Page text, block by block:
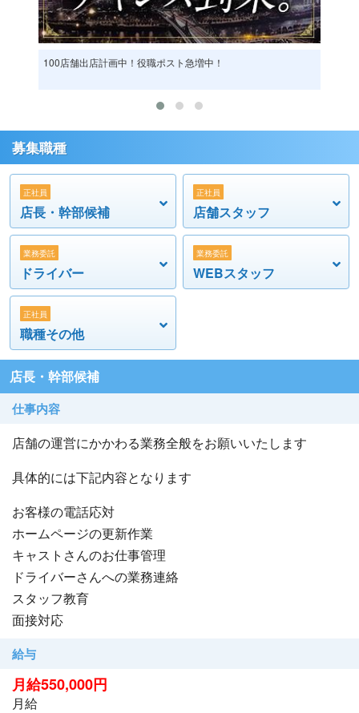
・その頑張り、報われていますか？
人生の時間は有限です
「今の職場では将来が見えない」「収入が伸びない」
【店長】
月給:基本給55万～90万+歩合給
売上が高い店舗は150万円以上の店長も複数
【店長代理】
月給:基本給45万～55万+歩合給
売上が高い店舗の店長代理でも100万円以上
【リーダー】
月給:基本給39万+歩合給+交通費
売上が高い店舗はリーダーでも50万円以上
【スタッフ】
月給:基本給34万+歩合給+交通費
スタートから歩合で40万円以上可能
・基本労働時間
9時間勤務(内1時間休憩)
休み月4日～6日
・待遇
有給休暇(法令通り)
社会保険完備
厚生年金完備
寮完備(単身用で家電 家具付き)
100店舗出店計画中！役職ポスト急増中！
募集職種
正社員
店長・幹部候補
正社員
店舗スタッフ
業務委託
ドライバー
業務委託
WEBスタッフ
正社員
職種その他
店長・幹部候補
仕事内容
店舗の運営にかかわる業務全般をお願いいたします
具体的には下記内容となります
お客様の電話応対
ホームページの更新作業
キャストさんのお仕事管理
ドライバーさんへの業務連絡
スタッフ教育
面接対応
給与
月給550,000円
月給